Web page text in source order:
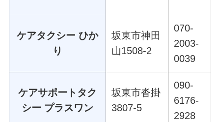
ケアタクシー ひか
り
坂東市神田
山1508-2
070-
2003-
0039
ケアサポートタク
シー プラスワン
坂東市沓掛
3807-5
090-
6176-
2928